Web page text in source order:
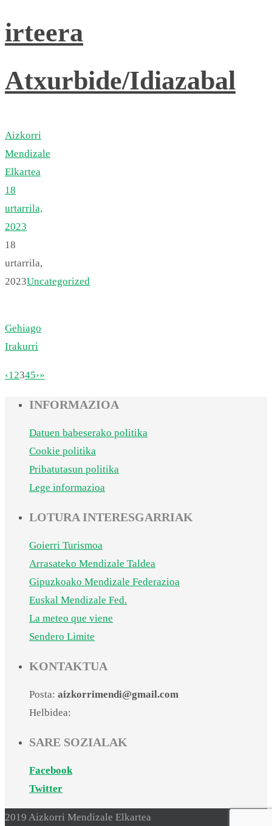
irteera
Atxurbide/Idiazabal
Aizkorri
Mendizale
Elkartea
18
urtarrila,
2023
18
urtarrila,
2023Uncategorized
Gehiago
Irakurri
‹12345›»
INFORMAZIOA
Datuen babeserako politika
Cookie politika
Pribatutasun politika
Lege informazioa
LOTURA INTERESGARRIAK
Goierri Turismoa
Arrasateko Mendizale Taldea
Gipuzkoako Mendizale Federazioa
Euskal Mendizale Fed.
La meteo que viene
Sendero Limite
KONTAKTUA
Posta: aizkorrimendi@gmail.com
Helbidea:
SARE SOZIALAK
Facebook
Twitter
2019 Aizkorri Mendizale Elkartea